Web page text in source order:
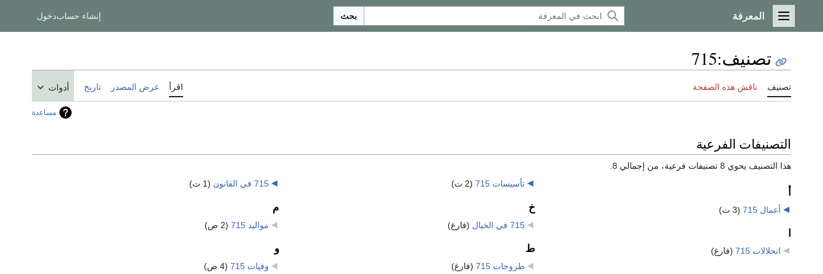
القائمة الرئيسية
المعرفة بحث إنشاء حسابدخول
تصنيف:
715
تصنيف ناقش هذه الصفحة اقرأ عرض المصدر تاريخ أدوات
مساعدة
التصنيفات الفرعية
هذا التصنيف يحوي 8 تصنيفات فرعية، من إجمالي 8.
أعمال 715 (3 ت)
انحلالات 715 (فارغ)
تأسيسات 715 (2 ت)
خ
715 في الخيال (فارغ)
ط
طروحات 715 (فارغ)
715 في القانون (1 ت)
م
مواليد 715 (2 ص)
و
وفيات 715 (4 ص)